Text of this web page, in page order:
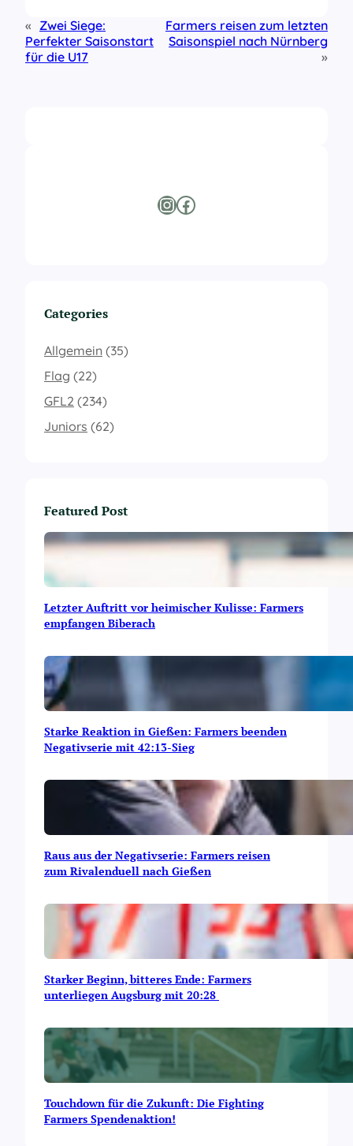
« Zwei Siege:
Perfekter Saisonstart
für die U17
Farmers reisen zum letzten
Saisonspiel nach Nürnberg
»
InstagramFacebook
Categories
Allgemein (35)
Flag (22)
GFL2 (234)
Juniors (62)
Featured Post
Letzter Auftritt vor heimischer Kulisse: Farmers
empfangen Biberach
Starke Reaktion in Gießen: Farmers beenden
Negativserie mit 42:13-Sieg
Raus aus der Negativserie: Farmers reisen
zum Rivalenduell nach Gießen
Starker Beginn, bitteres Ende: Farmers
unterliegen Augsburg mit 20:28
Touchdown für die Zukunft: Die Fighting
Farmers Spendenaktion!